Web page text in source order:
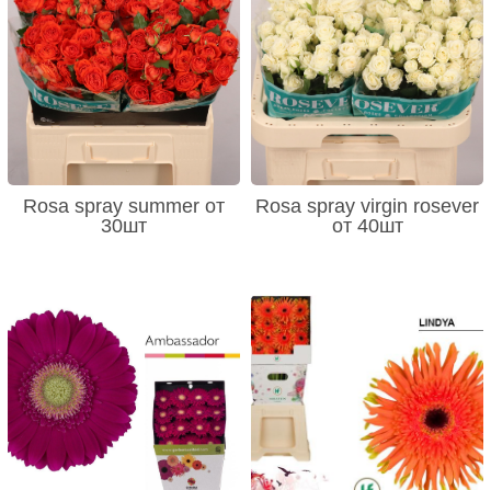
Rosa spray summer от
30шт
Rosa spray virgin rosever
от 40шт